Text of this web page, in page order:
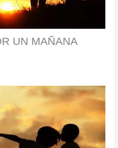
UN MAÑANA